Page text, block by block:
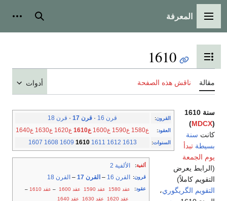
القائمة الرئيسية
المعرفة بحث
تبديل عرض جدول المحتويات
1610
مقالة ناقش هذه الصفحة أدوات
القرون: قرن 16 · قرن 17 · قرن 18
العقود: ع1580 ع1590 ع1600 ع1610 ع1620 ع1630 ع1640
السنوات:
1607 1608 1609 1610 1611 1612 1613
ألفية: الألفية 2
قرون: القرن 16 – القرن 17 – القرن 18
عقود: عقد 1580 عقد 1590 عقد 1600 – عقد 1610
–
عقد 1620
عقد 1630 عقد 1640
سنة 1610
(
MDCX
)
كانت سنة
بسيطة تبدأ
يوم الجمعة
(الرابط يعرض
التقويم كاملاً)
التقويم الگريگوري،